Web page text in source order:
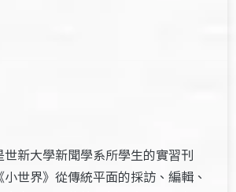
世新大學新聞學系所學生的實習刊
世界》從傳統平面的採訪、編輯、